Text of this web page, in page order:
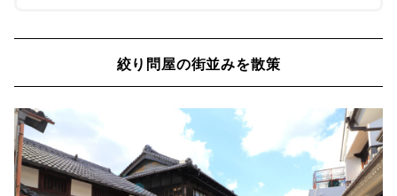
絞り問屋の街並みを散策